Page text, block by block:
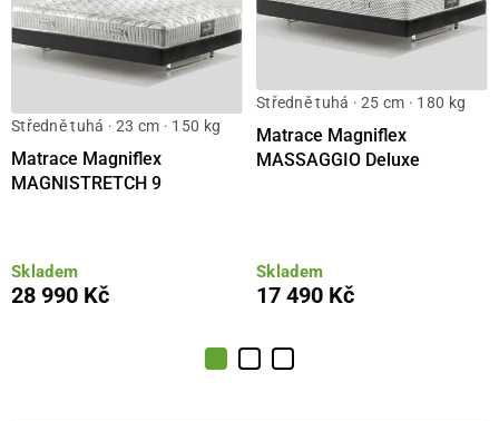
Středně tuhá · 23 cm · 150 kg
Matrace Magniflex
MAGNISTRETCH 9
Skladem
28 990 Kč
Středně tuhá · 25 cm · 180 kg
Matrace Magniflex
MASSAGGIO Deluxe
Skladem
17 490 Kč